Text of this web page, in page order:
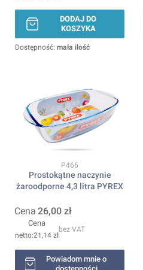
DODAJ DO
KOSZYKA
Dostępność: mała ilość
Kod produktu
P466
Prostokątne naczynie
żaroodporne 4,3 litra PYREX
Cena 26,00 zł
Cena
21,14 zł
bez VAT
Powiadom mnie o